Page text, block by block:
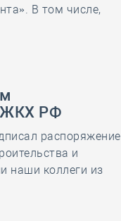
В том числе,
ЖКХ РФ
распоряжение
и
наши коллеги из